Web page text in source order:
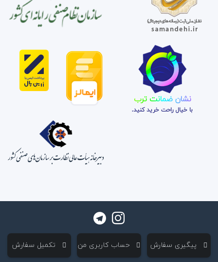
نشان ضمانت ترب
با خیال راحت خرید کنید.
‌ پیگیری سفارش ‌ حساب کاربری من ‌ تکمیل سفارش